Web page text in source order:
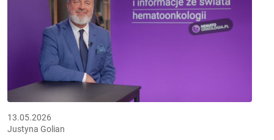
13.05.2026
Justyna Golian